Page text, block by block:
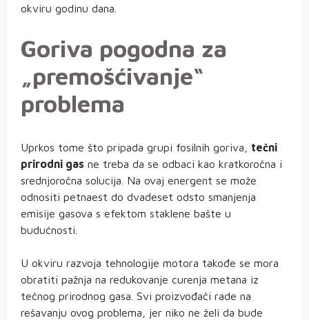
okviru godinu dana.
Goriva pogodna za
„premošćivanje“
problema
Uprkos tome što pripada grupi fosilnih goriva, tečni
prirodni gas ne treba da se odbaci kao kratkoročna i
srednjoročna solucija. Na ovaj energent se može
odnositi petnaest do dvadeset odsto smanjenja
emisije gasova s efektom staklene bašte u
budućnosti.
U okviru razvoja tehnologije motora takođe se mora
obratiti pažnja na redukovanje curenja metana iz
tečnog prirodnog gasa. Svi proizvođači rade na
rešavanju ovog problema, jer niko ne želi da bude